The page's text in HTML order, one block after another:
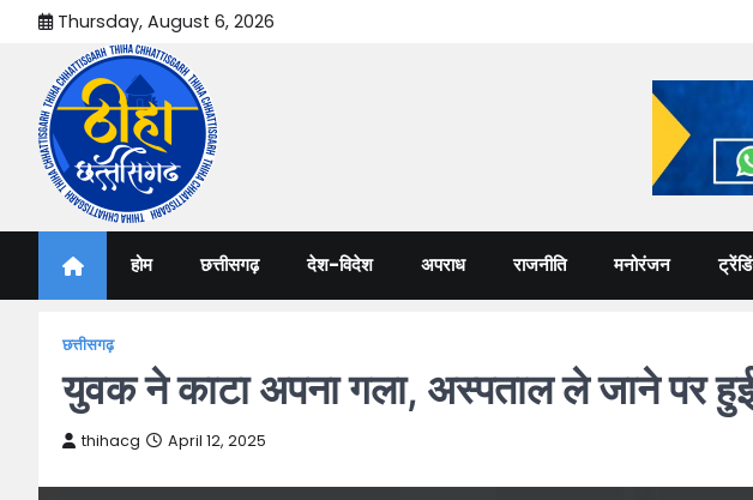
content
Thursday, August 6, 2026
Thiha Chhattisgarh
होम छत्तीसगढ़ देश-विदेश अपराध राजनीति मनोरंजन
छत्तीसगढ़
युवक ने काटा अपना गला, अस्पताल ले जाने पर
thihacg April 12, 2025